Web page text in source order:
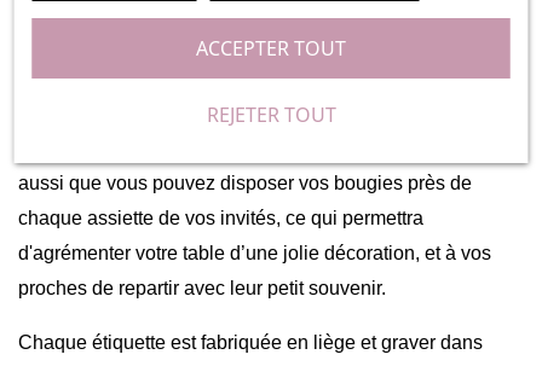
REJETER TOUT
ACCEPTER TOUT
liège sont le petit cadeau idéal à offrir à vos proches, cela
leur permettra de garder un superbe souvenir de votre
mariage. Vous pourrez aussi disposer ces ravissantes
bougies sur le buffet de votre mariage pour ajouter une
aussi que vous pouvez disposer vos bougies près de
chaque assiette de vos invités, ce qui permettra
d'agrémenter votre table d’une jolie décoration, et à vos
proches de repartir avec leur petit souvenir.
Chaque étiquette est fabriquée en liège et graver dans